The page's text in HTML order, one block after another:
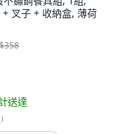
叉子 + 收納盒, 薄荷
$358
送達
)